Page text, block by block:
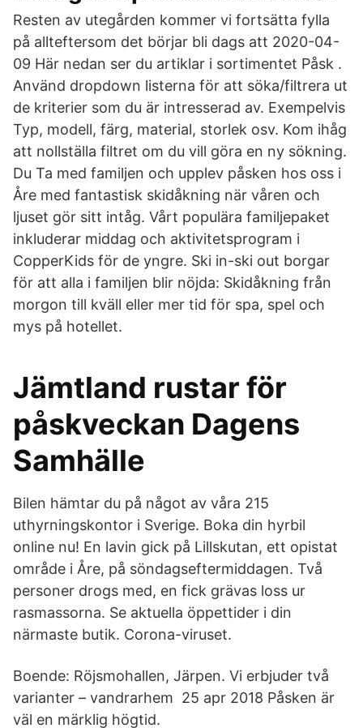
Resten av utegården kommer vi fortsätta fylla
på allteftersom det börjar bli dags att 2020-04-
09 Här nedan ser du artiklar i sortimentet Påsk .
Använd dropdown listerna för att söka/filtrera ut
de kriterier som du är intresserad av. Exempelvis
Typ, modell, färg, material, storlek osv. Kom ihåg
att nollställa filtret om du vill göra en ny sökning.
Du Ta med familjen och upplev påsken hos oss i
Åre med fantastisk skidåkning när våren och
ljuset gör sitt intåg. Vårt populära familjepaket
inkluderar middag och aktivitetsprogram i
CopperKids för de yngre. Ski in-ski out borgar
för att alla i familjen blir nöjda: Skidåkning från
morgon till kväll eller mer tid för spa, spel och
mys på hotellet.
Jämtland rustar för
påskveckan Dagens
Samhälle
Bilen hämtar du på något av våra 215
uthyrningskontor i Sverige. Boka din hyrbil
online nu! En lavin gick på Lillskutan, ett opistat
område i Åre, på söndagseftermiddagen. Två
personer drogs med, en fick grävas loss ur
rasmassorna. Se aktuella öppettider i din
närmaste butik. Corona-viruset.
Boende: Röjsmohallen, Järpen. Vi erbjuder två
varianter – vandrarhem 25 apr 2018 Påsken är
väl en märklig högtid.